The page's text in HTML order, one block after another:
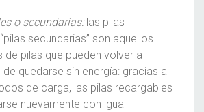
o secundarias:las pilas
secundarias” son aquellos
de pilas que pueden volver a
quedarse sin energía: gracias a
de carga, las pilas recargables
nuevamente con igual